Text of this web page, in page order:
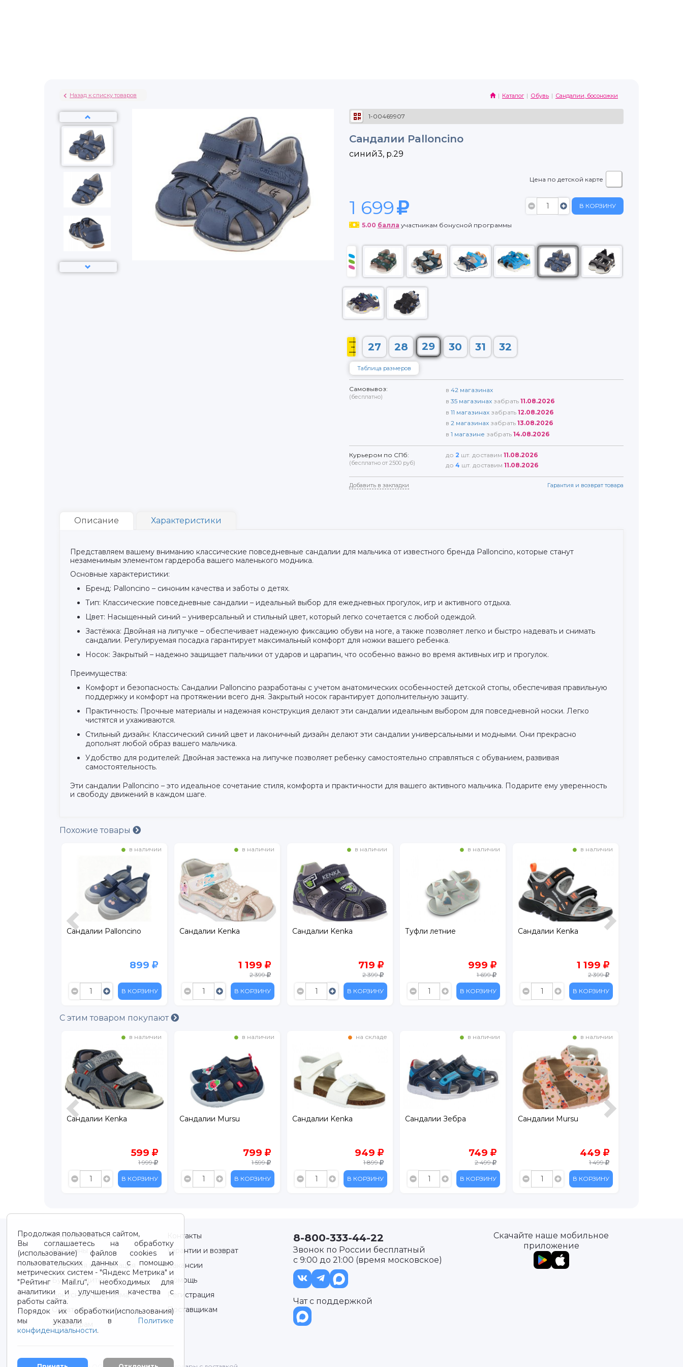
Назад к списку товаров Каталог Обувь Сандалии, босоножки
1-00469907
Сандалии Palloncino
синий3, р.29
Цена по детской карте
1 699 В КОРЗИНУ
5.00 балла участникам бонусной программы
27 28 29 30 31 32
Таблица размеров
Самовывоз:
(бесплатно)
в 42 магазинах
в 35 магазинах забрать 11.08.2026
в 11 магазинах забрать 12.08.2026
в 2 магазинах забрать 13.08.2026
в 1 магазине забрать 14.08.2026
Курьером по СПб:
(бесплатно от 2500 руб)
до 2 шт. доставим 11.08.2026
до 4 шт. доставим 11.08.2026
Добавить в закладки Гарантия и возврат товара
Описание Характеристики
Представляем вашему вниманию классические повседневные сандалии для мальчика от известного бренда Palloncino, которые станут
незаменимым элементом гардероба вашего маленького модника.
Основные характеристики:
Бренд: Palloncino – синоним качества и заботы о детях.
Тип: Классические повседневные сандалии – идеальный выбор для ежедневных прогулок, игр и активного отдыха.
Цвет: Насыщенный синий – универсальный и стильный цвет, который легко сочетается с любой одеждой.
Застёжка: Двойная на липучке – обеспечивает надежную фиксацию обуви на ноге, а также позволяет легко и быстро надевать и снимать
сандалии. Регулируемая посадка гарантирует максимальный комфорт для ножки вашего ребенка.
Носок: Закрытый – надежно защищает пальчики от ударов и царапин, что особенно важно во время активных игр и прогулок.
Преимущества:
Комфорт и безопасность: Сандалии Palloncino разработаны с учетом анатомических особенностей детской стопы, обеспечивая правильную
поддержку и комфорт на протяжении всего дня. Закрытый носок гарантирует дополнительную защиту.
Практичность: Прочные материалы и надежная конструкция делают эти сандалии идеальным выбором для повседневной носки. Легко
чистятся и ухаживаются.
Стильный дизайн: Классический синий цвет и лаконичный дизайн делают эти сандалии универсальными и модными. Они прекрасно
дополнят любой образ вашего мальчика.
Удобство для родителей: Двойная застежка на липучке позволяет ребенку самостоятельно справляться с обуванием, развивая
самостоятельность.
Эти сандалии Palloncino – это идеальное сочетание стиля, комфорта и практичности для вашего активного мальчика. Подарите ему уверенность
и свободу движений в каждом шаге.
Похожие товары
в наличии
Сандалии Palloncino
899
В КОРЗИНУ
в наличии
Сандалии Kenka
1 199
2 399
В КОРЗИНУ
в наличии
Сандалии Kenka
719
2 399
В КОРЗИНУ
в наличии
Туфли летние
999
1 699
В КОРЗИНУ
в наличии
Сандалии Kenka
1 199
2 399
В КОРЗИНУ
С этим товаром покупают
в наличии
Сандалии Kenka
599
1 999
В КОРЗИНУ
в наличии
Сандалии Mursu
799
1 599
В КОРЗИНУ
на складе
Сандалии Kenka
949
1 899
В КОРЗИНУ
в наличии
Сандалии Зебра
749
2 499
В КОРЗИНУ
в наличии
Сандалии Mursu
449
1 499
В КОРЗИНУ
Продолжая пользоваться сайтом,
Вы соглашаетесь на обработку
(использование) файлов cookies и
пользовательских данных с помощью
метрических систем - "Яндекс Метрика" и
"Рейтинг Mail.ru“, необходимых для
аналитики и улучшения качества с
работы сайта.
Порядок их обработки(использования)
мы указали в Политике
конфиденциальности.
О нас / About us
Контакты
Магазины
Гарантии и возврат
Правовая информация
Вакансии
Будьте бдительны!
Помощь
Бонусная программа
Регистрация
Оплата и доставка
Поставщикам
Партнерам
8-800-333-44-22
Звонок по России бесплатный
с 9:00 до 21:00 (время московское)
Чат с поддержкой
Скачайте наше мобильное
приложение